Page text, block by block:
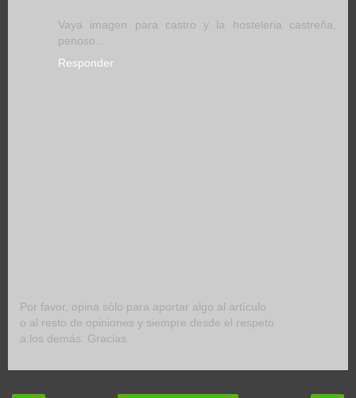
Vaya imagen para castro y la hosteleria castreña,
penoso...
Responder
Por favor, opina sólo para aportar algo al artículo
o al resto de opiniones y siempre desde el respeto
a los demás. Gracias.